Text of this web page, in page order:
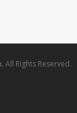
All Rights Reserved.